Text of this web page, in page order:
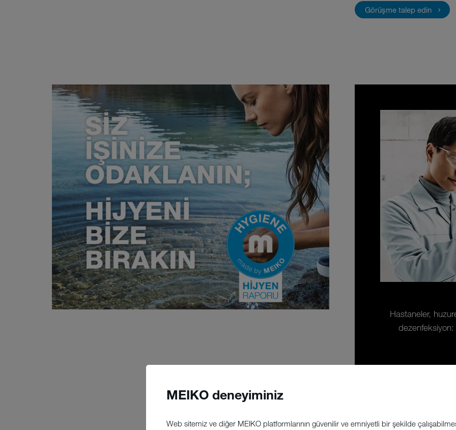
MEIKO deneyiminiz
Web sitemiz ve diğer MEIKO platformlarının güvenilir ve emniyetli bir şekilde
Görüşme talep edin
Hastaneler,
dezenfeksiyon: